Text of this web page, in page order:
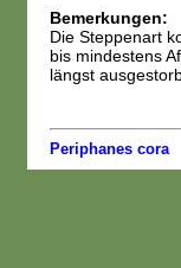
Bemerkungen:
Die Steppenart
bis mindestens
längst
Periphanes cora